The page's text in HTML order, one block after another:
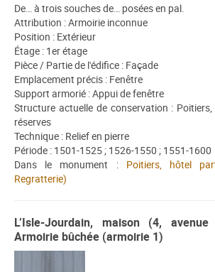
De… à trois souches de… posées en pal.
Attribution : Armoirie inconnue
Position : Extérieur
Étage : 1er étage
Pièce / Partie de l'édifice : Façade
Emplacement précis : Fenêtre
Support armorié : Appui de fenêtre
Structure actuelle de conservation : Poitiers,
réserves
Technique : Relief en pierre
Période : 1501-1525 ; 1526-1550 ; 1551-1600
Dans le monument : Poitiers, hôtel
Regratterie)
L’Isle-Jourdain, maison (4,
Armoirie bûchée (armoirie 1)